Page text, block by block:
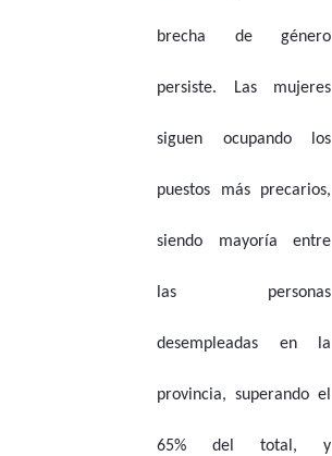
brecha de género
persiste. Las mujeres
siguen ocupando los
puestos más precarios,
siendo mayoría entre
las personas
desempleadas en la
provincia, superando el
65% del total, y